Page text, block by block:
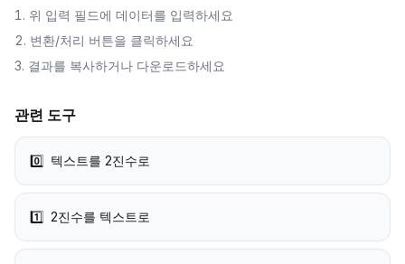
위 입력 필드에 데이터를 입력하세요
변환/처리 버튼을 클릭하세요
결과를 복사하거나 다운로드하세요
관련 도구
0️⃣ 텍스트를 2진수로
1️⃣ 2진수를 텍스트로